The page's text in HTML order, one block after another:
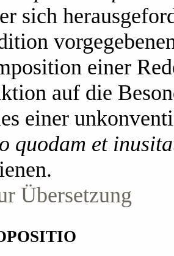
sich
einer
auf die
einer
quodam et
Übersetzung